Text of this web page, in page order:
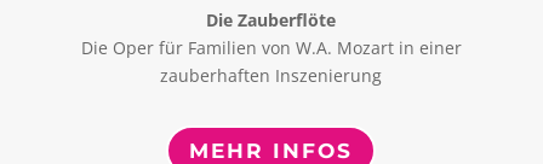
Die Zauberflöte
Die Oper für Familien von W.A. Mozart in einer
zauberhaften Inszenierung
MEHR INFOS